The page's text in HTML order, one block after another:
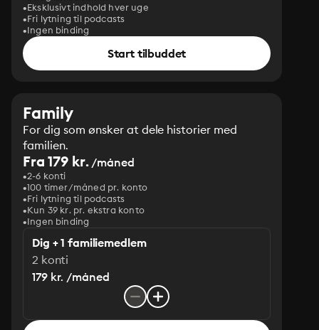
Eksklusivt indhold hver uge
Fri lytning til podcasts
Ingen binding
Start tilbuddet
Family
For dig som ønsker at dele historier med
familien.
Fra 179 kr./måned
2-6 konti
100 timer/måned pr. konto
Fri lytning til podcasts
Kun 39 kr. pr. ekstra konto
Ingen binding
Dig + 1 familiemedlem
2 konti
179 kr. /måned